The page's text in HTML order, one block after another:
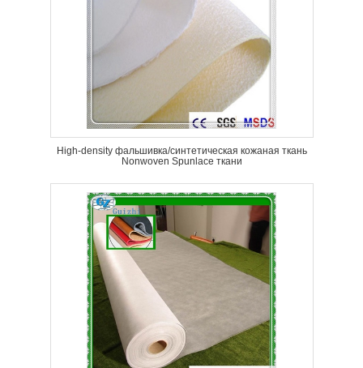
High-density фальшивка/синтетическая кожаная ткань
Nonwoven Spunlace ткани